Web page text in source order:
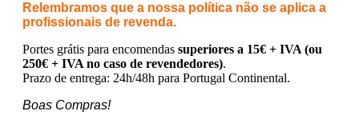
Relembramos que a nossa política não se aplica a
profissionais de revenda.
Portes grátis para encomendas superiores a 15€ + IVA (ou
250€ + IVA no caso de revendedores).
Prazo de entrega: 24h/48h para Portugal Continental.
Boas Compras!